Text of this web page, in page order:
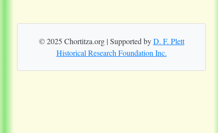
© 2025 Chortitza.org | Supported byD. F. Plett
Historical Research Foundation Inc.